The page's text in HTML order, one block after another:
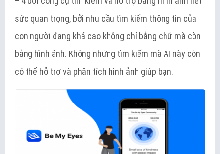
sức quan trọng, bởi nhu cầu tìm kiếm thông tin của
con người đang khá cao không chỉ bằng chữ mà còn
bằng hình ảnh. Không những tìm kiếm mà AI này còn
có thể hỗ trợ và phân tích hình ảnh giúp bạn.